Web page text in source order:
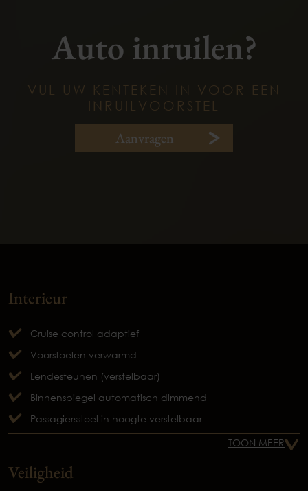
Auto inruilen?
VUL UW KENTEKEN IN VOOR EEN
INRUILVOORSTEL
Aanvragen
Interieur
Cruise control adaptief
Voorstoelen verwarmd
Lendesteunen (verstelbaar)
Binnenspiegel automatisch dimmend
Passagiersstoel in hoogte verstelbaar
TOON MEER
Veiligheid